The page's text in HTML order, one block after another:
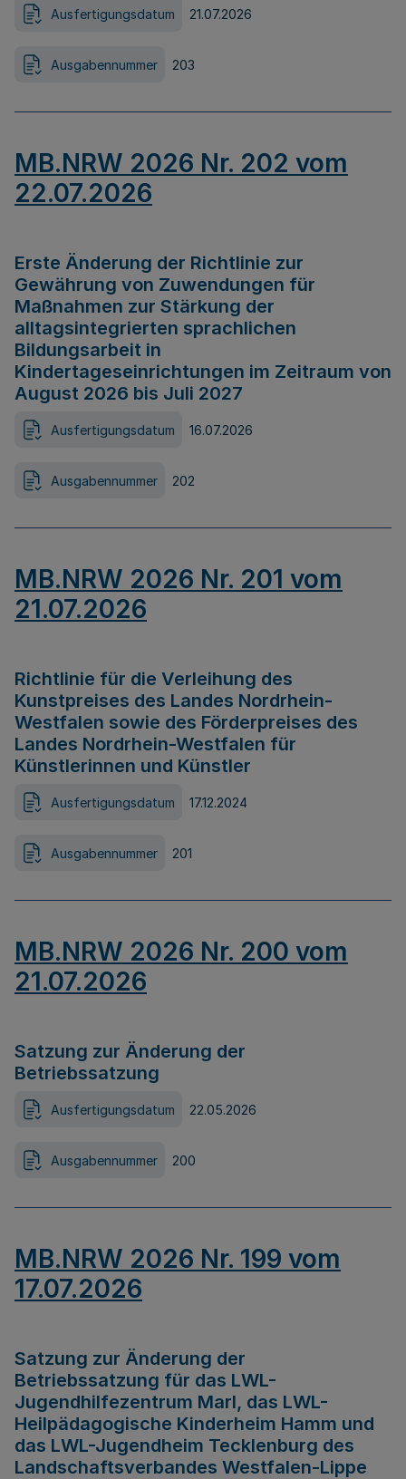
Ausfertigungsdatum 21.07.2026
Ausgabennummer 203
MB.NRW 2026 Nr. 202 vom
22.07.2026
Erste Änderung der Richtlinie zur
Gewährung von Zuwendungen für
Maßnahmen zur Stärkung der
alltagsintegrierten sprachlichen
Bildungsarbeit in
Kindertageseinrichtungen im Zeitraum von
August 2026 bis Juli 2027
Ausfertigungsdatum 16.07.2026
Ausgabennummer 202
MB.NRW 2026 Nr. 201 vom
21.07.2026
Richtlinie für die Verleihung des
Kunstpreises des Landes Nordrhein-
Westfalen sowie des Förderpreises des
Landes Nordrhein-Westfalen für
Künstlerinnen und Künstler
Ausfertigungsdatum 17.12.2024
Ausgabennummer 201
MB.NRW 2026 Nr. 200 vom
21.07.2026
Satzung zur Änderung der
Betriebssatzung
Ausfertigungsdatum 22.05.2026
Ausgabennummer 200
MB.NRW 2026 Nr. 199 vom
17.07.2026
Satzung zur Änderung der
Betriebssatzung für das LWL-
Jugendhilfezentrum Marl, das LWL-
Heilpädagogische Kinderheim Hamm und
das LWL-Jugendheim Tecklenburg des
Landschaftsverbandes Westfalen-Lippe